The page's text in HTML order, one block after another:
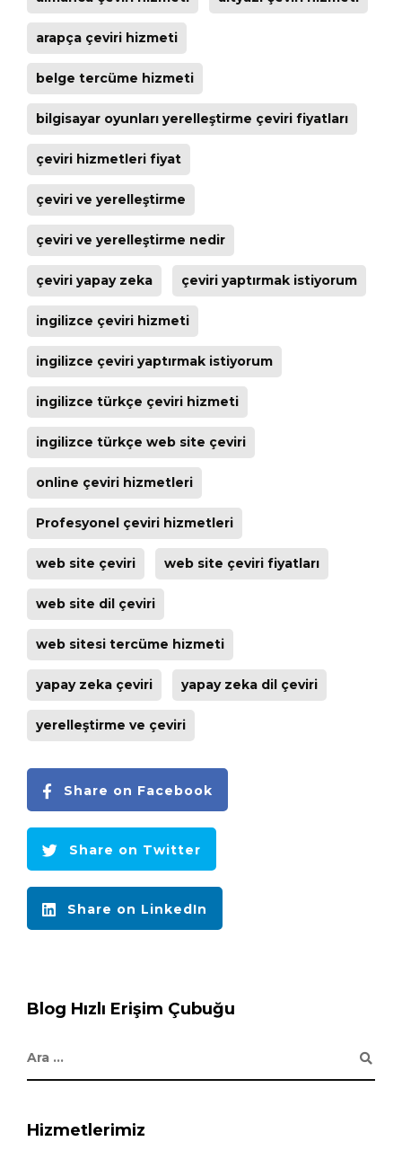
arapça çeviri hizmeti
belge tercüme hizmeti
bilgisayar oyunları yerelleştirme çeviri fiyatları
çeviri hizmetleri fiyat
çeviri ve yerelleştirme
çeviri ve yerelleştirme nedir
çeviri yapay zeka çeviri yaptırmak istiyorum
ingilizce çeviri hizmeti
ingilizce çeviri yaptırmak istiyorum
ingilizce türkçe çeviri hizmeti
ingilizce türkçe web site çeviri
online çeviri hizmetleri
Profesyonel çeviri hizmetleri
web site çeviri web site çeviri fiyatları
web site dil çeviri
web sitesi tercüme hizmeti
yapay zeka çeviri yapay zeka dil çeviri
yerelleştirme ve çeviri
Share on Facebook
Share on Twitter
Share on LinkedIn
Blog Hızlı Erişim Çubuğu
Hizmetlerimiz